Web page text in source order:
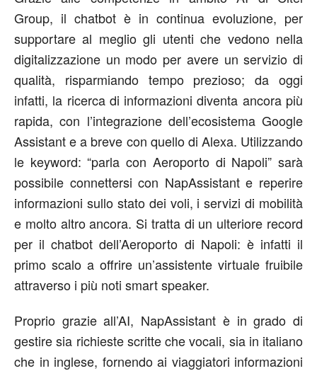
Group, il chatbot è in continua evoluzione, per
supportare al meglio gli utenti che vedono nella
digitalizzazione un modo per avere un servizio di
qualità, risparmiando tempo prezioso; da oggi
infatti, la ricerca di informazioni diventa ancora più
rapida, con l’integrazione dell’ecosistema Google
Assistant e a breve con quello di Alexa. Utilizzando
le keyword: “parla con Aeroporto di Napoli” sarà
possibile connettersi con NapAssistant e reperire
informazioni sullo stato dei voli, i servizi di mobilità
e molto altro ancora. Si tratta di un ulteriore record
per il chatbot dell’Aeroporto di Napoli: è infatti il
primo scalo a offrire un’assistente virtuale fruibile
attraverso i più noti smart speaker.
Proprio grazie all’AI, NapAssistant è in grado di
gestire sia richieste scritte che vocali, sia in italiano
che in inglese, fornendo ai viaggiatori informazioni